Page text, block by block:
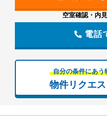
空室確認・内
電話
自分の条件にあう
物件リクエ